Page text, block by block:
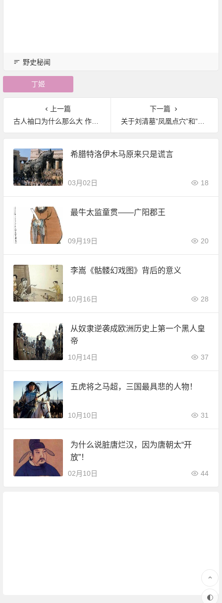
野史秘闻
丁姬
上一篇
古人袖口为什么那么大 作用多多
下一篇
关于刘清墓”凤凰点穴”和”蚂蚁筑坟”的未解之谜
希腊特洛伊木马原来只是谎言
03月02日 18
最牛太监童贯——广阳郡王
09月19日 20
李嵩《骷髅幻戏图》背后的意义
10月16日 28
从奴隶逆袭成欧洲历史上第一个黑人皇
帝
10月14日 37
五虎将之马超，三国最具悲的人物！
10月10日 31
为什么说脏唐烂汉，因为唐朝太“开
放”！
02月10日 44